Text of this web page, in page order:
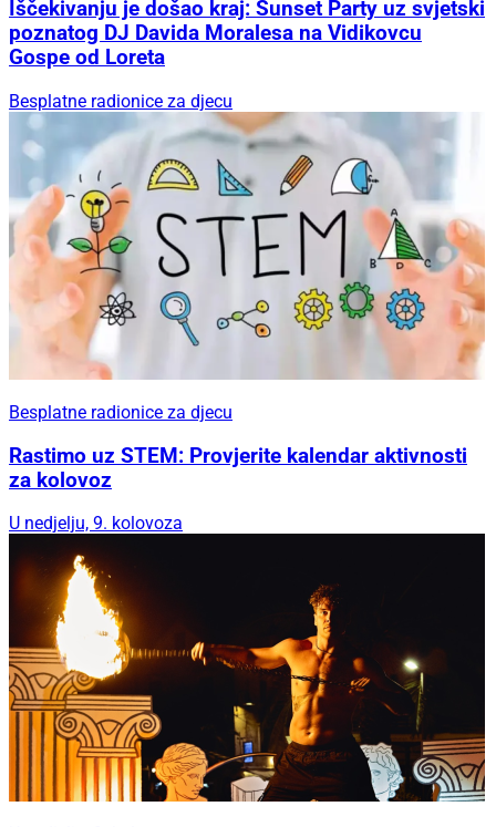
Iščekivanju je došao kraj: Sunset Party uz svjetski
poznatog DJ Davida Moralesa na Vidikovcu
Gospe od Loreta
Besplatne radionice za djecu
Besplatne radionice za djecu
Rastimo uz STEM: Provjerite kalendar aktivnosti
za kolovoz
U nedjelju, 9. kolovoza